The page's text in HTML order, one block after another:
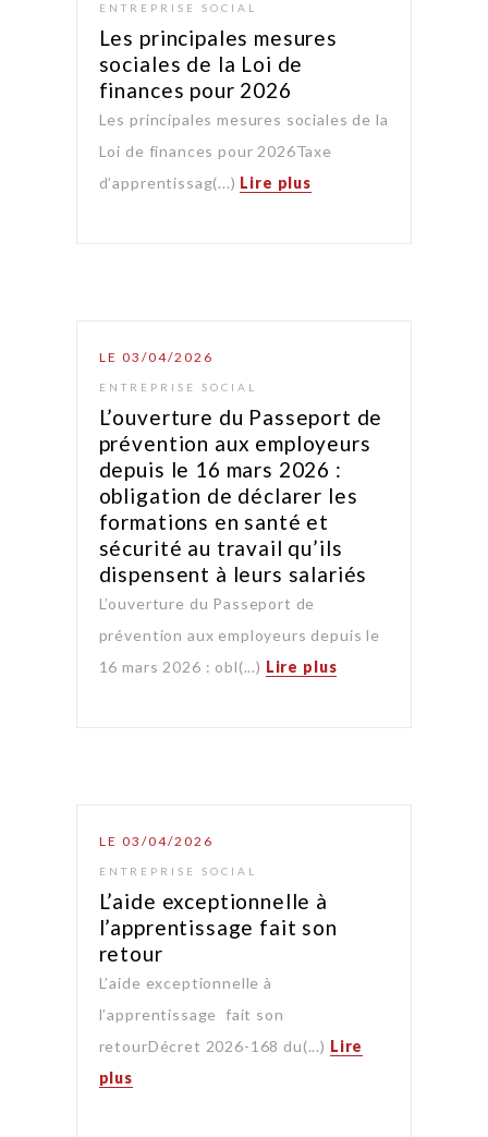
ENTREPRISE SOCIAL
Les principales mesures
sociales de la Loi de
finances pour 2026
Les principales mesures sociales de la
Loi de finances pour 2026Taxe
d’apprentissag(...) Lire plus
LE 03/04/2026
ENTREPRISE SOCIAL
L’ouverture du Passeport de
prévention aux employeurs
depuis le 16 mars 2026 :
obligation de déclarer les
formations en santé et
sécurité au travail qu’ils
dispensent à leurs salariés
L’ouverture du Passeport de
prévention aux employeurs depuis le
16 mars 2026 : obl(...) Lire plus
LE 03/04/2026
ENTREPRISE SOCIAL
L’aide exceptionnelle à
l’apprentissage fait son
retour
L’aide exceptionnelle à
l’apprentissage fait son
retourDécret 2026-168 du(...) Lire
plus